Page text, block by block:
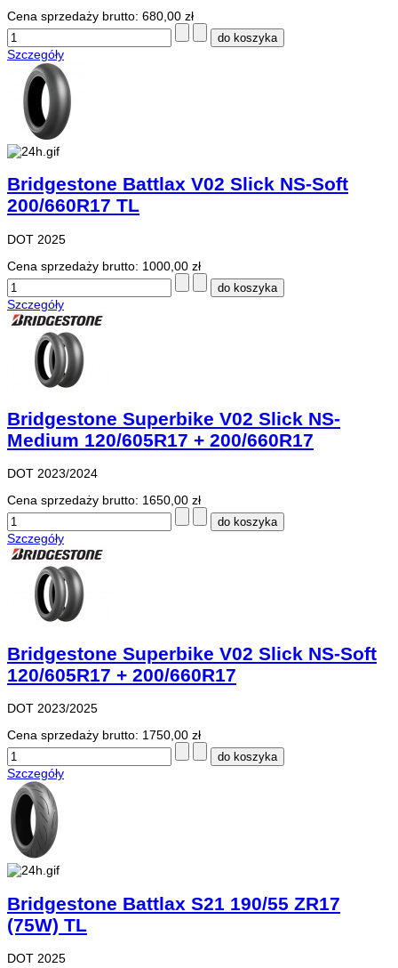
Cena sprzedaży brutto: 680,00 zł
Szczegóły
Bridgestone Battlax V02 Slick NS-Soft
200/660R17 TL
DOT 2025
Cena sprzedaży brutto: 1000,00 zł
Szczegóły
Bridgestone Superbike V02 Slick NS-
Medium 120/605R17 + 200/660R17
DOT 2023/2024
Cena sprzedaży brutto: 1650,00 zł
Szczegóły
Bridgestone Superbike V02 Slick NS-Soft
120/605R17 + 200/660R17
DOT 2023/2025
Cena sprzedaży brutto: 1750,00 zł
Szczegóły
Bridgestone Battlax S21 190/55 ZR17
(75W) TL
DOT 2025